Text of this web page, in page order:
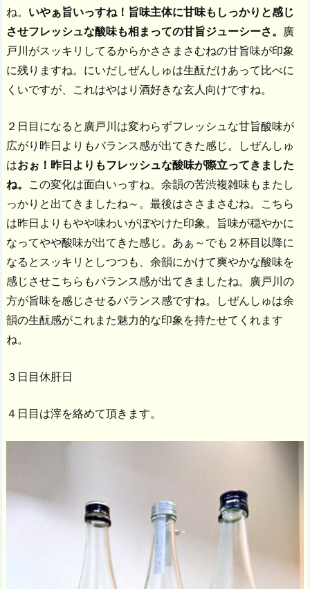
ね。 いやぁ旨いっすね！旨味主体に甘味もしっかりと感じ
させフレッシュな酸味も相まっての甘旨ジューシーさ。 廣
戸川がスッキリしてるからかささまさむねの甘旨味が印象
に残りますね。にいだしぜんしゅは生酛だけあって比べに
くいですが、これはやはり酒好きな玄人向けですね。
２日目になると廣戸川は変わらずフレッシュな甘旨酸味が
広がり昨日よりもバランス感が出てきた感じ。しぜんしゅ
はおぉ！昨日よりもフレッシュな酸味が際立ってきました
ね。 この変化は面白いっすね。余韻の苦渋複雑味もまたし
っかりと出てきましたね～。最後はささまさむね。こちら
は昨日よりもやや味わいがぼやけた印象。旨味が穏やかに
なってやや酸味が出てきた感じ。あぁ～でも２杯目以降に
なるとスッキリとしつつも、余韻にかけて爽やかな酸味を
感じさせこちらもバランス感が出てきましたね。廣戸川の
方が旨味を感じさせるバランス感ですね。しぜんしゅは余
韻の生酛感がこれまた魅力的な印象を持たせてくれます
ね。
３日目休肝日
４日目は滓を絡めて頂きます。